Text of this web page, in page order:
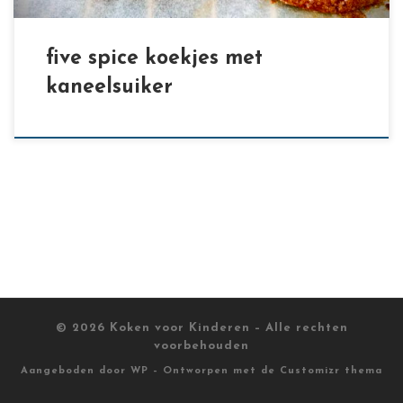
five spice koekjes met
kaneelsuiker
© 2026 Koken voor Kinderen
– Alle rechten
voorbehouden
Aangeboden door WP – Ontworpen met de Customizr thema